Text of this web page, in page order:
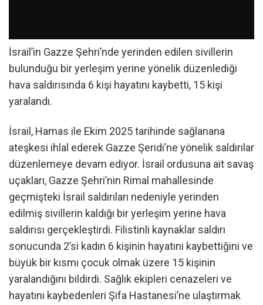
İsrail’in Gazze Şehri’nde yerinden edilen sivillerin
bulunduğu bir yerleşim yerine yönelik düzenlediği
hava saldırısında 6 kişi hayatını kaybetti, 15 kişi
yaralandı.
İsrail, Hamas ile Ekim 2025 tarihinde sağlanana
ateşkesi ihlal ederek Gazze Şeridi’ne yönelik saldırılar
düzenlemeye devam ediyor. İsrail ordusuna ait savaş
uçakları, Gazze Şehri’nin Rimal mahallesinde
geçmişteki İsrail saldırıları nedeniyle yerinden
edilmiş sivillerin kaldığı bir yerleşim yerine hava
saldırısı gerçekleştirdi. Filistinli kaynaklar saldırı
sonucunda 2’si kadın 6 kişinin hayatını kaybettiğini ve
büyük bir kısmı çocuk olmak üzere 15 kişinin
yaralandığını bildirdi. Sağlık ekipleri cenazeleri ve
hayatını kaybedenleri Şifa Hastanesi’ne ulaştırmak